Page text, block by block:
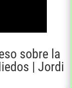
sobre la
| Jordi